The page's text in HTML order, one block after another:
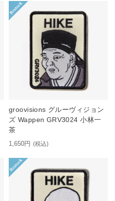
groovisions グルーヴィジョン
ズ Wappen GRV3024 小林一
茶
1,650円 (税込)